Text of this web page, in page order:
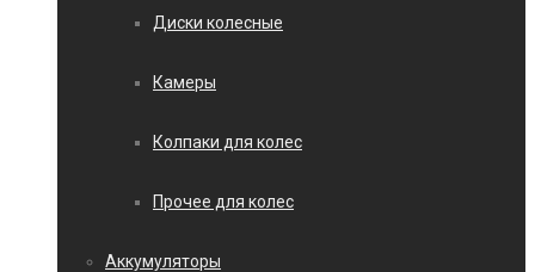
Диски колесные
Камеры
Колпаки для колес
Прочее для колес
Аккумуляторы